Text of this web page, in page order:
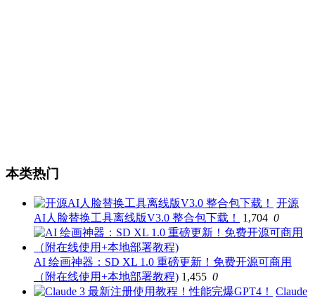
本类热门
开源
AI人脸替换工具离线版V3.0 整合包下载！
1,704 0
AI 绘画神器：SD XL 1.0 重磅更新！免费开源可商用
（附在线使用+本地部署教程) 1,455 0
Claude